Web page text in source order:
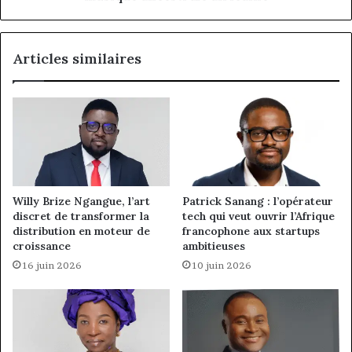
Articles similaires
Willy Brize Ngangue, l’art
discret de transformer la
distribution en moteur de
croissance
16 juin 2026
Patrick Sanang : l’opérateur
tech qui veut ouvrir l’Afrique
francophone aux startups
ambitieuses
10 juin 2026